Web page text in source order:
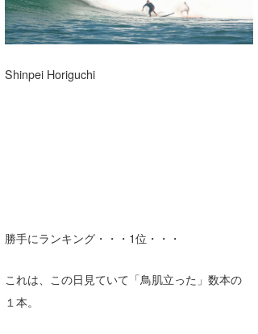
Shinpei Horiguchi
勝手にランキング・・・1位・・・
これは、この日見ていて「鳥肌立った」数本の
１本。